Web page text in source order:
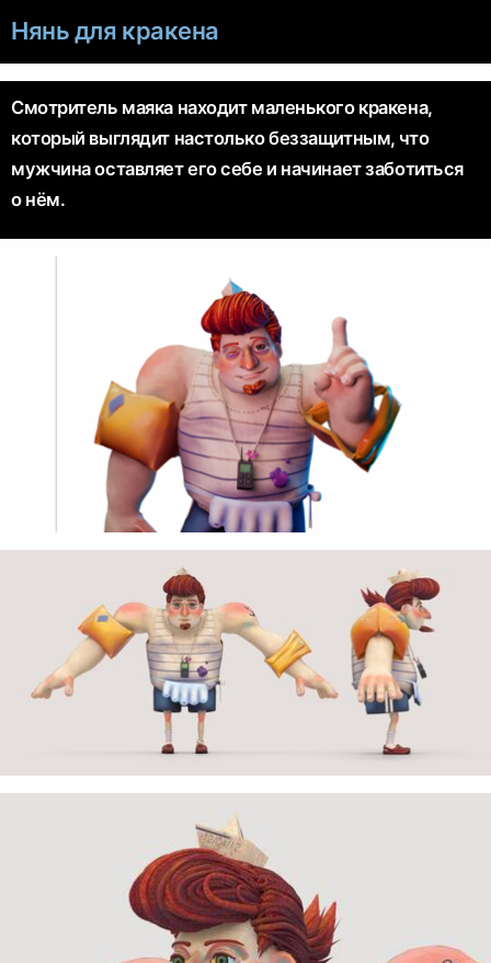
Нянь для кракена
Смотритель маяка находит маленького кракена,
который выглядит настолько беззащитным, что
мужчина оставляет его себе и начинает заботиться